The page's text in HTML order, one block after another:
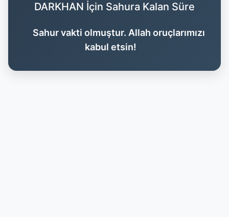
DARKHAN İçin Sahura Kalan Süre
Sahur vakti olmuştur. Allah oruçlarımızı
kabul etsin!